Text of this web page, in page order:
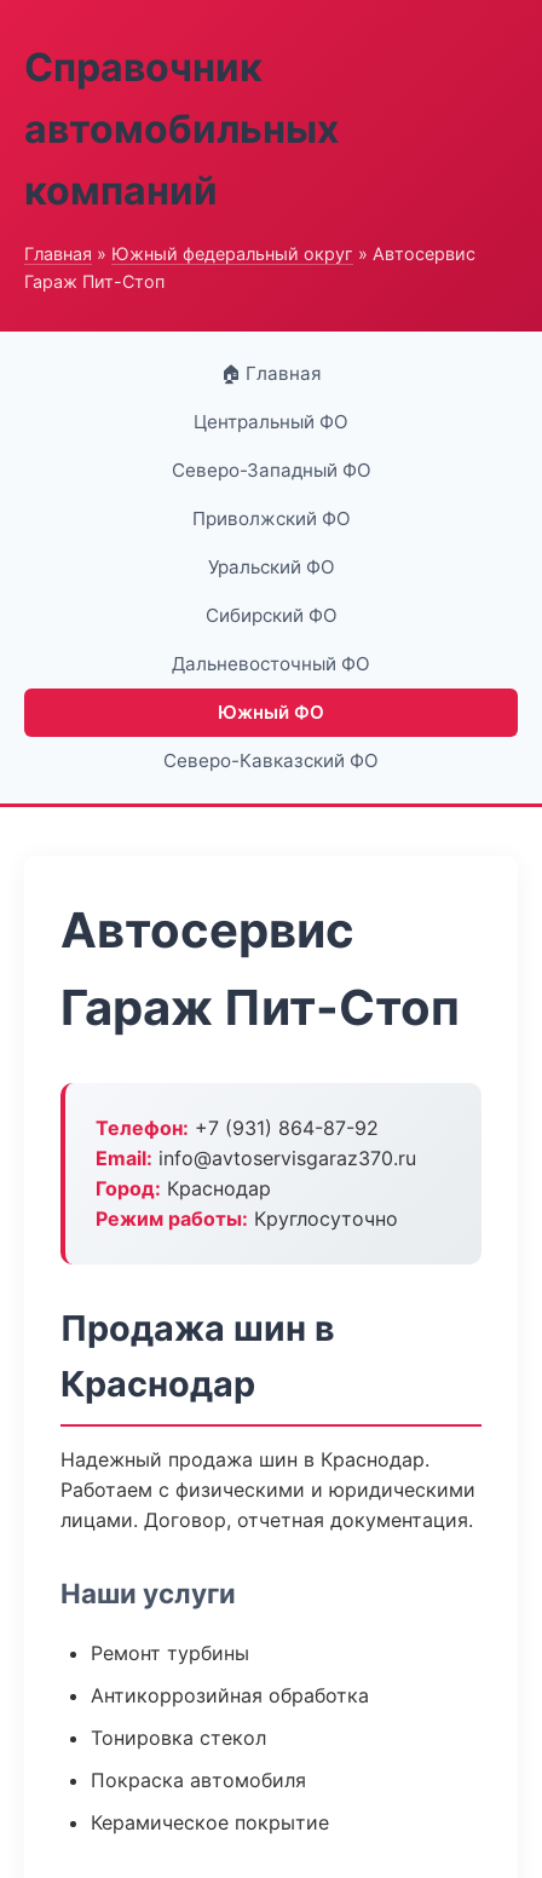
Справочник
автомобильных
компаний
Главная » Южный федеральный округ » Автосервис
Гараж Пит-Стоп
🏠 Главная
Центральный ФО
Северо-Западный ФО
Приволжский ФО
Уральский ФО
Сибирский ФО
Дальневосточный ФО
Южный ФО
Северо-Кавказский ФО
Автосервис
Гараж Пит-Стоп
Телефон: +7 (931) 864-87-92
Email: info@avtoservisgaraz370.ru
Город: Краснодар
Режим работы: Круглосуточно
Продажа шин в
Краснодар
Надежный продажа шин в Краснодар.
Работаем с физическими и юридическими
лицами. Договор, отчетная документация.
Наши услуги
Ремонт турбины
Антикоррозийная обработка
Тонировка стекол
Покраска автомобиля
Керамическое покрытие